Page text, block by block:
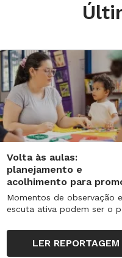
Volta às aulas:
planejamento e
acolhimento para
novas aprendizagens
Momentos de observação e
escuta ativa podem ser o
tempos, espaços e
segundo semestre
LER REPORTAGEM